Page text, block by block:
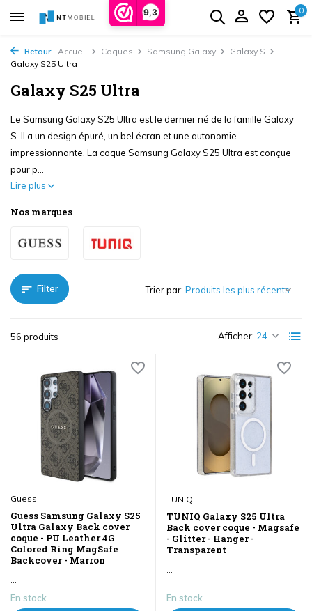
9,3 0
Retour Accueil Coques Samsung Galaxy
Galaxy S
Galaxy S25 Ultra
Galaxy S25 Ultra
Le Samsung Galaxy S25 Ultra est le dernier né de la famille Galaxy
S. Il a un design épuré, un bel écran et une autonomie
impressionnante. La coque Samsung Galaxy S25 Ultra est conçue
pour p...
Lire plus
Nos marques
Filter
56 produits Afficher:
Trier par:
Guess
Guess Samsung Galaxy S25
Ultra Galaxy Back cover
coque - PU Leather 4G
Colored Ring MagSafe
Backcover - Marron
En stock
TUNIQ
TUNIQ Galaxy S25 Ultra
Back cover coque - Magsafe
- Glitter - Hanger -
Transparent
En stock